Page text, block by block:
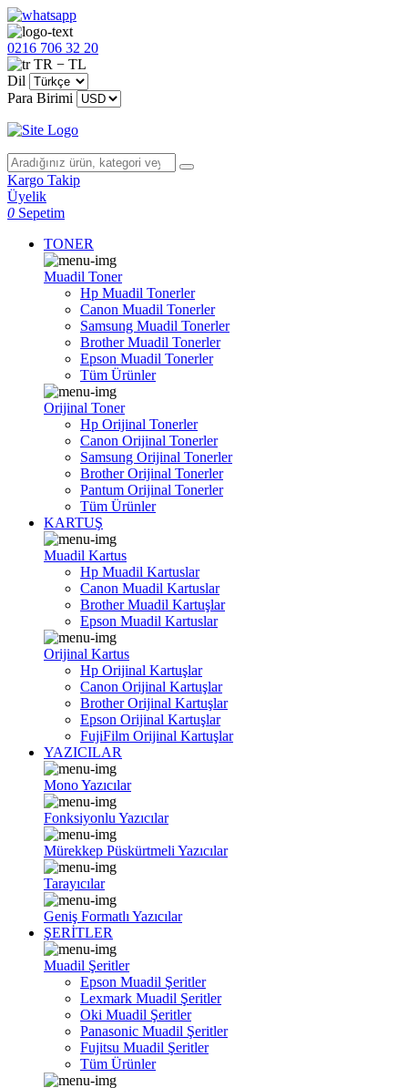
0216 706 32 20
TR − TL
Dil
Para Birimi
Kargo Takip
Üyelik
0 Sepetim
TONER
Muadil Toner
Hp Muadil Tonerler
Canon Muadil Tonerler
Samsung Muadil Tonerler
Brother Muadil Tonerler
Epson Muadil Tonerler
Tüm Ürünler
Orijinal Toner
Hp Orijinal Tonerler
Canon Orijinal Tonerler
Samsung Orijinal Tonerler
Brother Orijinal Tonerler
Pantum Orijinal Tonerler
Tüm Ürünler
KARTUŞ
Muadil Kartus
Hp Muadil Kartuslar
Canon Muadil Kartuslar
Brother Muadil Kartuşlar
Epson Muadil Kartuslar
Orijinal Kartus
Hp Orijinal Kartuşlar
Canon Orijinal Kartuşlar
Brother Orijinal Kartuşlar
Epson Orijinal Kartuşlar
FujiFilm Orijinal Kartuşlar
YAZICILAR
Mono Yazıcılar
Fonksiyonlu Yazıcılar
Mürekkep Püskürtmeli Yazıcılar
Tarayıcılar
Geniş Formatlı Yazıcılar
ŞERİTLER
Muadil Şeritler
Epson Muadil Şeritler
Lexmark Muadil Şeritler
Oki Muadil Şeritler
Panasonic Muadil Şeritler
Fujitsu Muadil Şeritler
Tüm Ürünler